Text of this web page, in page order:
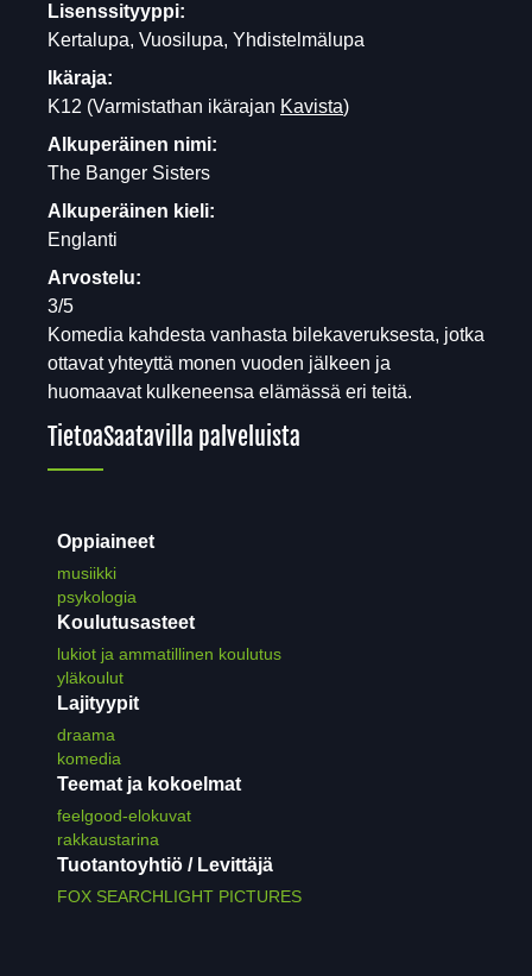
Lisenssityyppi:
Kertalupa, Vuosilupa, Yhdistelmälupa
Ikäraja:
K12 (Varmistathan ikärajan Kavista)
Alkuperäinen nimi:
The Banger Sisters
Alkuperäinen kieli:
Englanti
Arvostelu:
3/5
Komedia kahdesta vanhasta bilekaveruksesta, jotka
ottavat yhteyttä monen vuoden jälkeen ja
huomaavat kulkeneensa elämässä eri teitä.
TietoaSaatavilla palveluista
Oppiaineet
musiikki
psykologia
Koulutusasteet
lukiot ja ammatillinen koulutus
yläkoulut
Lajityypit
draama
komedia
Teemat ja kokoelmat
feelgood-elokuvat
rakkaustarina
Tuotantoyhtiö / Levittäjä
FOX SEARCHLIGHT PICTURES